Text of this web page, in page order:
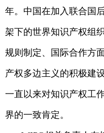
年。中国在加入联合国
架下的世界知识产权组
规则制定、国际合作方
产权多边主义的积极建
一直以来对知识产权工
界的一致肯定。